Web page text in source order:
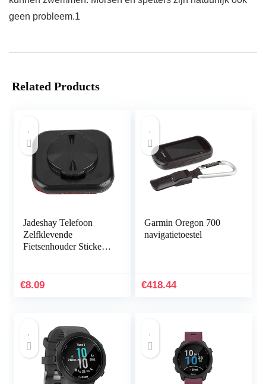
geen probleem.1
Related Products
Jadeshay Telefoon
Zelfklevende
Fietsenhouder Sticker –
Computer Mount
€8.09
Garmin Oregon 700
navigatietoestel
€418.44